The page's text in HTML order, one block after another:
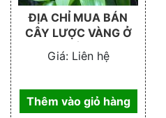
ĐỊA CHỈ MUA BÁN
CÂY LƯỢC VÀNG Ở
ĐÂU
Giá:Liên hệ
Thêm vào giỏ hàng